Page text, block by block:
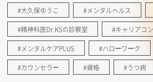
#大久保ゆうこ #メンタルヘルス
#精神科医Dr.KSの診察室 #キャリアコ
#メンタルケアPLUS #ハローワーク
#カウンセラー #資格 #うつ病